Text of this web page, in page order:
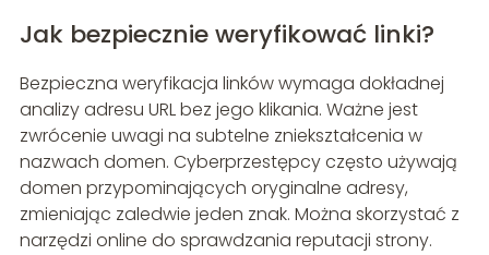
Jak bezpiecznie weryfikować linki?
Bezpieczna weryfikacja linków wymaga dokładnej
analizy adresu URL bez jego klikania. Ważne jest
zwrócenie uwagi na subtelne zniekształcenia w
nazwach domen. Cyberprzestępcy często używają
domen przypominających oryginalne adresy,
zmieniając zaledwie jeden znak. Można skorzystać z
narzędzi online do sprawdzania reputacji strony.